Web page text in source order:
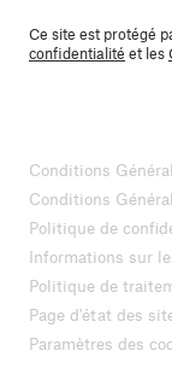
Ce site est protégé
confidentialité et les
Conditions
Conditions
Politique de
Informations sur
Politique de
Page d'état des
Paramètres des